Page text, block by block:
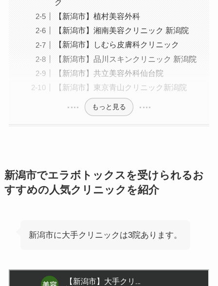
ク
【新潟市】植村美容外科
【新潟市】湘南美容クリニック 新潟院
【新潟市】しむら皮膚科クリニック
【新潟市】品川スキンクリニック 新潟院
【新潟市】共立美容外科仙台院
【新潟市】東京青山クリニック新潟院
もっと見る
新潟市でエラボトックスを受けられるお
すすめの人気クリニックを紹介
新潟市に大手クリニックは3院あります。